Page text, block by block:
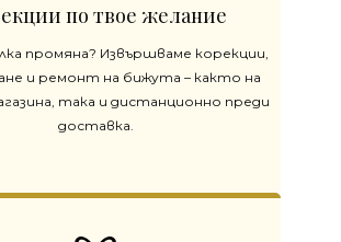
по твое желание
промяна? Извършваме корекции,
и ремонт на бижута – както на
така и дистанционно преди
доставка.